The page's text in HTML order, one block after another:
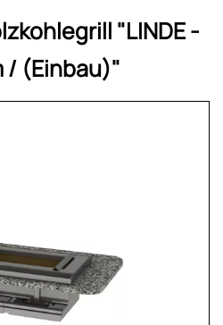
"LINDE -
/ (Einbau)"